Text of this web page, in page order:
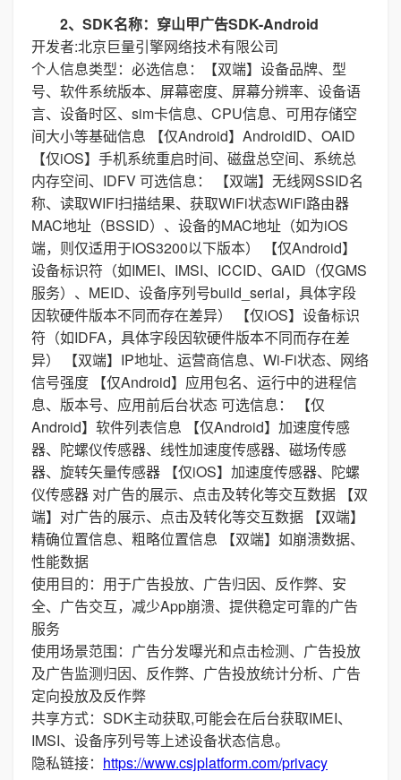
2、SDK名称：穿山甲广告SDK-Android
开发者:北京巨量引擎网络技术有限公司
个人信息类型：必选信息：【双端】设备品牌、型
号、软件系统版本、屏幕密度、屏幕分辨率、设备语
言、设备时区、sim卡信息、CPU信息、可用存储空
间大小等基础信息 【仅Android】AndroidID、OAID
【仅iOS】手机系统重启时间、磁盘总空间、系统总
内存空间、IDFV 可选信息： 【双端】无线网SSID名
称、读取WIFI扫描结果、获取WiFi状态WiFi路由器
MAC地址（BSSID）、设备的MAC地址（如为iOS
端，则仅适用于IOS3200以下版本） 【仅Android】
设备标识符（如IMEI、IMSI、ICCID、GAID（仅GMS
服务）、MEID、设备序列号build_serial，具体字段
因软硬件版本不同而存在差异） 【仅iOS】设备标识
符（如IDFA，具体字段因软硬件版本不同而存在差
异） 【双端】IP地址、运营商信息、Wi-Fi状态、网络
信号强度 【仅Android】应用包名、运行中的进程信
息、版本号、应用前后台状态 可选信息： 【仅
Android】软件列表信息 【仅Android】加速度传感
器、陀螺仪传感器、线性加速度传感器、磁场传感
器、旋转矢量传感器 【仅iOS】加速度传感器、陀螺
仪传感器 对广告的展示、点击及转化等交互数据 【双
端】对广告的展示、点击及转化等交互数据 【双端】
精确位置信息、粗略位置信息 【双端】如崩溃数据、
性能数据
使用目的：用于广告投放、广告归因、反作弊、安
全、广告交互，减少App崩溃、提供稳定可靠的广告
服务
使用场景范围：广告分发曝光和点击检测、广告投放
及广告监测归因、反作弊、广告投放统计分析、广告
定向投放及反作弊
共享方式：SDK主动获取,可能会在后台获取IMEI、
IMSI、设备序列号等上述设备状态信息。
隐私链接： https://www.csjplatform.com/privacy